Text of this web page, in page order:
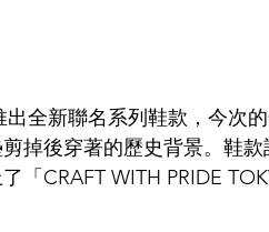
全新聯名系列鞋款，今次
掉後穿著的歷史背景。鞋
「CRAFT WITH PRIDE